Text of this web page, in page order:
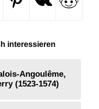
interessieren
Angoulême,
(1523-1574)